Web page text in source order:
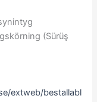
(Sürüş
extweb/bestallabl